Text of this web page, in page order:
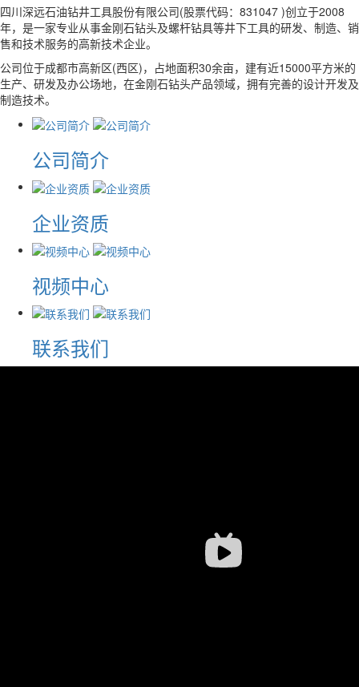
四川深远石油钻井工具股份有限公司(股票代码：831047 )创立于2008
年，是一家专业从事金刚石钻头及螺杆钻具等井下工具的研发、制造、销
售和技术服务的高新技术企业。
公司位于成都市高新区(西区)，占地面积30余亩，建有近15000平方米的
生产、研发及办公场地，在金刚石钻头产品领域，拥有完善的设计开发及
制造技术。
公司简介
企业资质
视频中心
联系我们